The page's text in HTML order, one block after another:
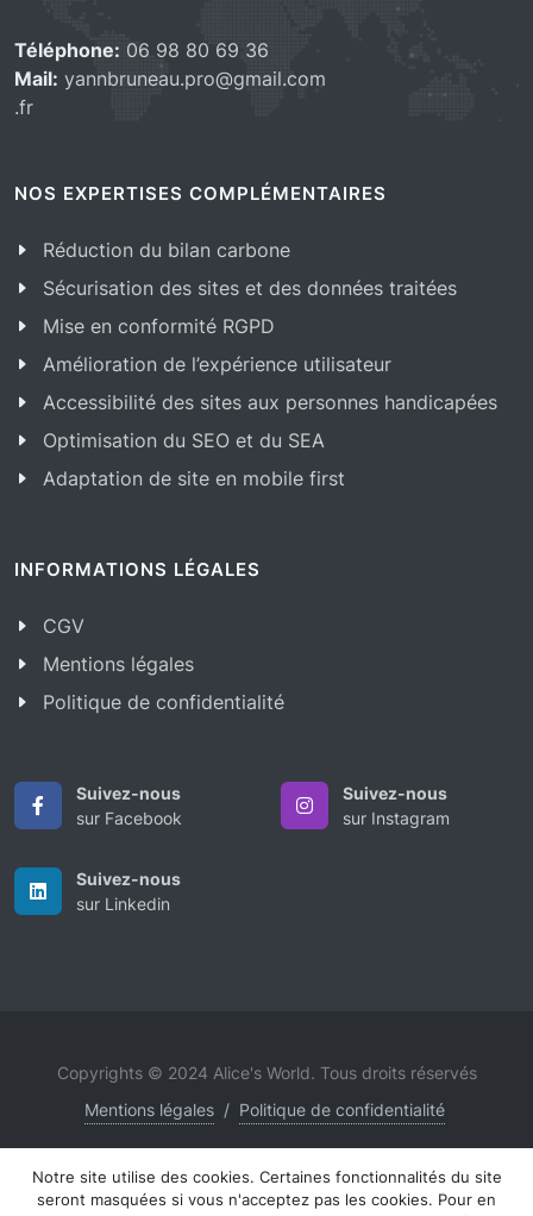
Téléphone: 06 98 80 69 36
Mail: yannbruneau.pro@gmail.com
.fr
NOS EXPERTISES COMPLÉMENTAIRES
Réduction du bilan carbone
Sécurisation des sites et des données traitées
Mise en conformité RGPD
Amélioration de l’expérience utilisateur
Accessibilité des sites aux personnes handicapées
Optimisation du SEO et du SEA
Adaptation de site en mobile first
INFORMATIONS LÉGALES
CGV
Mentions légales
Politique de confidentialité
Suivez-nous
sur Facebook
Suivez-nous
sur Instagram
Suivez-nous
sur Linkedin
Copyrights © 2024 Alice's World. Tous droits réservés
Mentions légales / Politique de confidentialité
Notre site utilise des cookies. Certaines fonctionnalités du site
seront masquées si vous n'acceptez pas les cookies. Pour en